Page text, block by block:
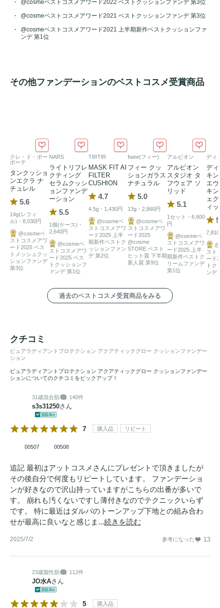
@cosmeベストコスメアワード2022 ベストクッションファンデ 第3位
@cosmeベストコスメアワード2021 ベストクッションファンデ 第3位
@cosmeベストコスメアワード2021 上半期新作ベストクッションファ
ンデ 第1位
その他ファンデーションのベストコスメ受賞商品
クレ・ド・ポー
ボーテ
タンクッショ
ンエクラ ナ
チュレル
5.6
14g(レフィ
ル)・8,030円
@cosmeベ
ストコスメアワ
ード2025 ベス
トメッシュクッ
ションファンデ
第3位
NARS
ライトリフレ
クティング
セラムクッシ
ョンファンデ
ーション
5.5
1個(ケース)・
2,640円
@cosmeベ
ストコスメアワ
ード2025 ベス
トクッションフ
ァンデ 第1位
TIRTIR
MASK FIT AI
FILTER
CUSHION
4.7
4.5g・1,430円
@cosmeベ
ストコスメアワ
ード2025 上半
期新作ベストク
ッションファン
デ 第2位
fwee(フィー)
フィー クッ
ションガラス
ナチュラル
5.0
13g・2,860円
@cosmeベ
ストコスメアワ
ード2025
@cosme
STORE ベスト
ヒット賞 下半期
新人賞 第9位
アルビオン
アルビオン
スタジオ タ
フウェア ソ
リッド
5.1
1セット・6,600
円
@cosmeベ
ストコスメアワ
ード2025 上半
期新作ベストク
リームファンデ
第1位
ディ
デ
キ
エ
キ
ェ
ィ
スト
ード
トク
ンデ
過去のベストコスメ受賞商品をみる
クチコミ
ピュアラディアントプロテクション アクアティックグロー クッションファンデー
ション
ピュアラディアントプロテクション アクアティックグロー クッションファンデー
ションについてのクチコミをピックアップ！
31歳混合肌 140件
s3s31250さん
7 購入品 リピート
00507 00508
追記 最初はアットコスメさんにプレゼントで頂きましたが
その後自分で何度もリピートしています。 ファンデーショ
ンが好きなので沢山持っていますがこちらの出番が多いで
す。 崩れも汚くないですし薄付きなのでテクニックいらず
です。 特に最近はダルバのトーンアップ下地との組み合わ
せが最高に良いなと感じま...続きを読む
2025/7/2 参考になった 13
23歳脂性肌 112件
JO水Aさん
5 購入品